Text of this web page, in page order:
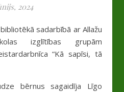
2024
izglītības grupām
“Kā sapīsi, tā
bērnus sagaidīja Līgo